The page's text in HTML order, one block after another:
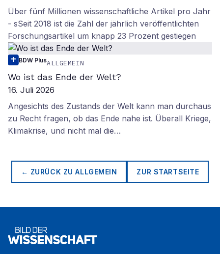
Über fünf Millionen wissenschaftliche Artikel pro Jahr
- sSeit 2018 ist die Zahl der jährlich veröffentlichten
Forschungsartikel um knapp 23 Prozent gestiegen
BDW PlusALLGEMEIN
Wo ist das Ende der Welt?
16. Juli 2026
Angesichts des Zustands der Welt kann man durchaus
zu Recht fragen, ob das Ende nahe ist. Überall Kriege,
Klimakrise, und nicht mal die…
← ZURÜCK ZUALLGEMEIN ZUR STARTSEITE